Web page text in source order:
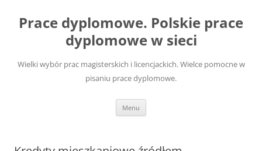
treści
Prace dyplomowe. Polskie prace
dyplomowe w sieci
Wielki wybór prac magisterskich i licencjackich. Wielce pomocne w
pisaniu prace dyplomowe.
Menu